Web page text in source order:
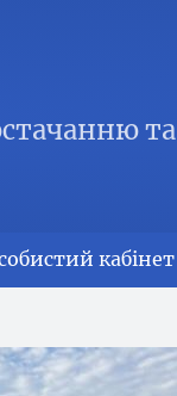
та
кабінет